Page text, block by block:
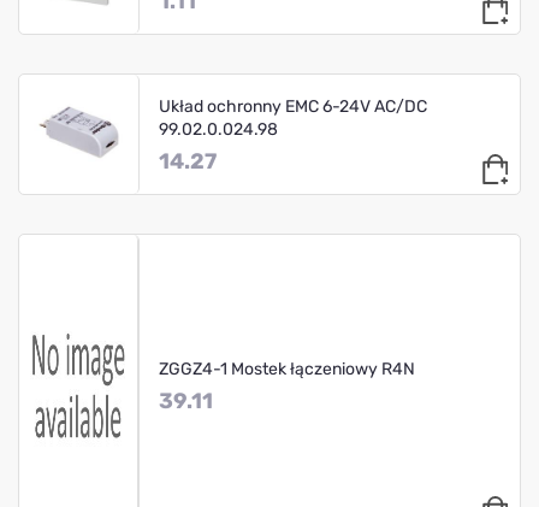
Układ ochronny EMC 6-24V AC/DC
99.02.0.024.98
14.27
ZGGZ4-1 Mostek łączeniowy R4N
39.11